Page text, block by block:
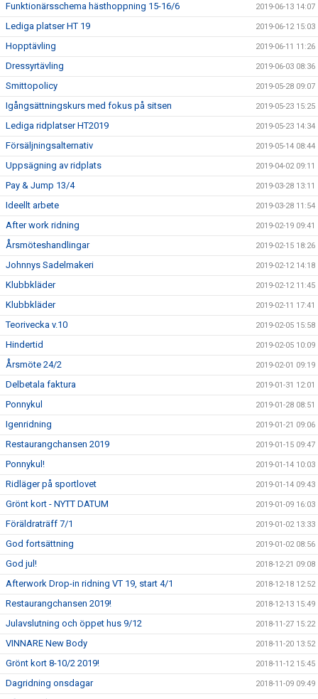
Funktionärsschema hästhoppning 15-16/6 2019-06-13 14:07
Lediga platser HT 19 2019-06-12 15:03
Hopptävling 2019-06-11 11:26
Dressyrtävling 2019-06-03 08:36
Smittopolicy 2019-05-28 09:07
Igångsättningskurs med fokus på sitsen 2019-05-23 15:25
Lediga ridplatser HT2019 2019-05-23 14:34
Försäljningsalternativ 2019-05-14 08:44
Uppsägning av ridplats 2019-04-02 09:11
Pay & Jump 13/4 2019-03-28 13:11
Ideellt arbete 2019-03-28 11:54
After work ridning 2019-02-19 09:41
Årsmöteshandlingar 2019-02-15 18:26
Johnnys Sadelmakeri 2019-02-12 14:18
Klubbkläder 2019-02-12 11:45
Klubbkläder 2019-02-11 17:41
Teorivecka v.10 2019-02-05 15:58
Hindertid 2019-02-05 10:09
Årsmöte 24/2 2019-02-01 09:19
Delbetala faktura 2019-01-31 12:01
Ponnykul 2019-01-28 08:51
Igenridning 2019-01-21 09:06
Restaurangchansen 2019 2019-01-15 09:47
Ponnykul! 2019-01-14 10:03
Ridläger på sportlovet 2019-01-14 09:43
Grönt kort - NYTT DATUM 2019-01-09 16:03
Föräldraträff 7/1 2019-01-02 13:33
God fortsättning 2019-01-02 08:56
God jul! 2018-12-21 09:08
Afterwork Drop-in ridning VT 19, start 4/1 2018-12-18 12:52
Restaurangchansen 2019! 2018-12-13 15:49
Julavslutning och öppet hus 9/12 2018-11-27 15:22
VINNARE New Body 2018-11-20 13:52
Grönt kort 8-10/2 2019! 2018-11-12 15:45
Dagridning onsdagar 2018-11-09 09:49